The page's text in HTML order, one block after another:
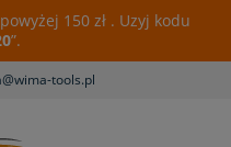
150 zł . Uzyj kodu
”.
tools.pl